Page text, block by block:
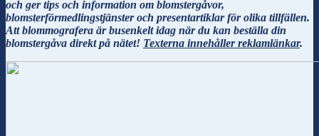
och ger tips och information om blomstergåvor,
blomsterförmedlingstjänster och presentartiklar för olika tillfällen.
Att blommografera är busenkelt idag när du kan beställa din
blomstergåva direkt på nätet! Texterna innehåller reklamlänkar.